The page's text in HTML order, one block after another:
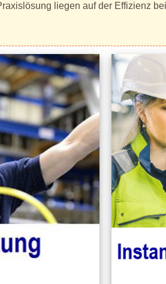
liegen auf der Effizienz